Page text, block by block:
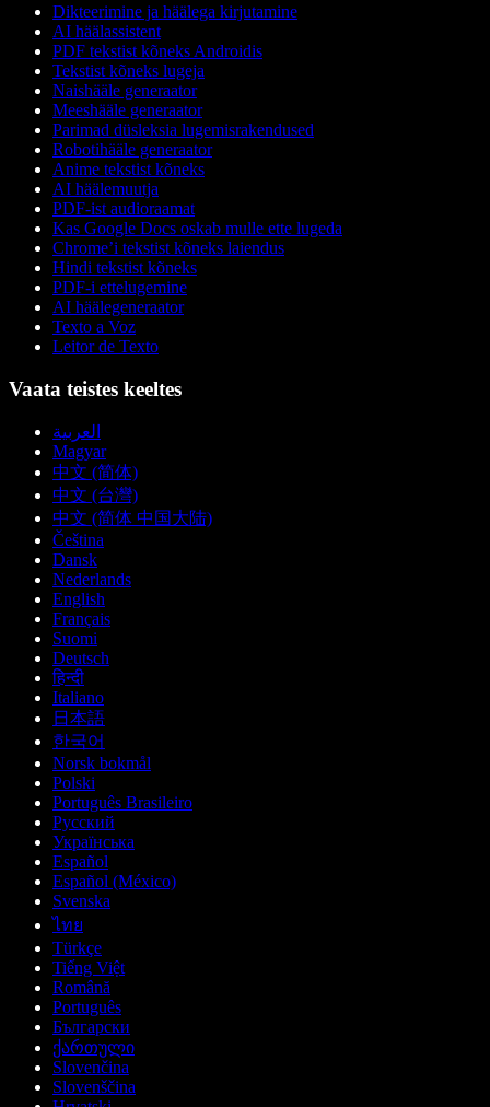
Dikteerimine ja häälega kirjutamine
AI häälassistent
PDF tekstist kõneks Androidis
Tekstist kõneks lugeja
Naishääle generaator
Meeshääle generaator
Parimad düsleksia lugemisrakendused
Robotihääle generaator
Anime tekstist kõneks
AI häälemuutja
PDF-ist audioraamat
Kas Google Docs oskab mulle ette lugeda
Chrome’i tekstist kõneks laiendus
Hindi tekstist kõneks
PDF-i ettelugemine
AI häälegeneraator
Texto a Voz
Leitor de Texto
Vaata teistes keeltes
العربية
Magyar
中文 (简体)
中文 (台灣)
中文 (简体 中国大陆)
Čeština
Dansk
Nederlands
English
Français
Suomi
Deutsch
हिन्दी
Italiano
日本語
한국어
Norsk bokmål
Polski
Português Brasileiro
Русский
Українська
Español
Español (México)
Svenska
ไทย
Türkçe
Tiếng Việt
Română
Português
Български
ქართული
Slovenčina
Slovenščina